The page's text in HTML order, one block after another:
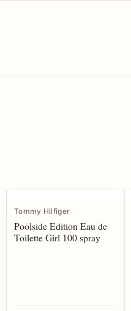
Tommy Hilfiger
Poolside Edition Eau de
Toilette Girl 100 spray